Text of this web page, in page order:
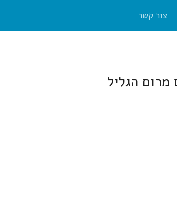
צור קשר
הגליל